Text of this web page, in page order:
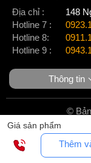
Giá sản phẩm
Thêm
Địa chỉ :
148
Hotline 7 :
Hotline 8:
Hotline 9 :
Thông tin
©